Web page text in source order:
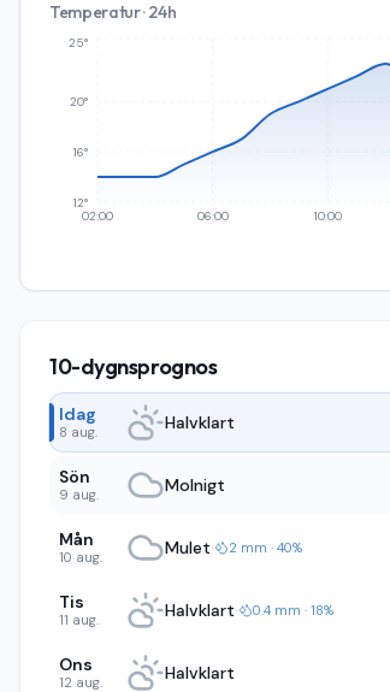
Temperatur · 24h
02:00 06:00 10:00
12°
16°
20°
25°
10-dygnsprognos
Idag
8 aug. Halvklart
Sön
9 aug. Molnigt
Mån
10 aug. Mulet· 2 mm · 40%
Tis
11 aug. Halvklart· 0.4 mm · 18%
Ons
12 aug. Halvklart